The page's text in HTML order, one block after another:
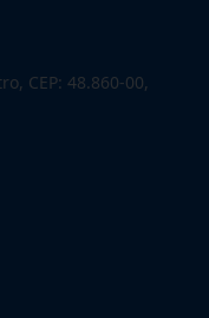
CEP: 48.860-00,